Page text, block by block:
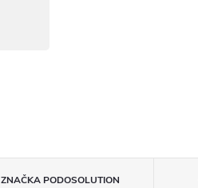
ZNAČKAPODOSOLUTION